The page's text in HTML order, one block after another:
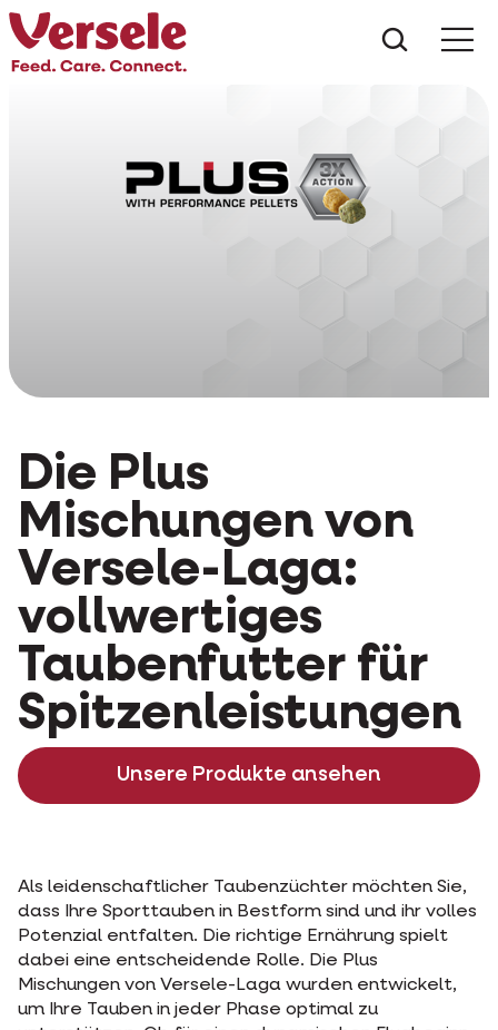
Die Plus
Mischungen von
Versele-Laga:
vollwertiges
Taubenfutter für
Spitzenleistungen
Unsere Produkte ansehen
Als leidenschaftlicher Taubenzüchter möchten Sie,
dass Ihre Sporttauben in Bestform sind und ihr volles
Potenzial entfalten. Die richtige Ernährung spielt
dabei eine entscheidende Rolle. Die Plus
Mischungen von Versele-Laga wurden entwickelt,
um Ihre Tauben in jeder Phase optimal zu